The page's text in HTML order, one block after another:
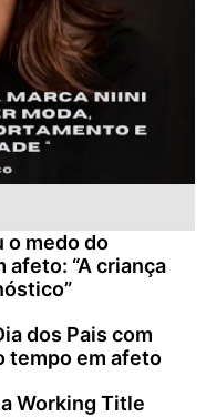
o medo do
“A criança
dos Pais com
tempo em afeto
Working Title